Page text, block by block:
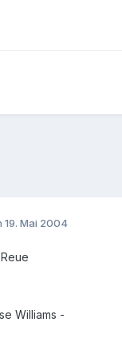
19. Mai 2004
Williams -